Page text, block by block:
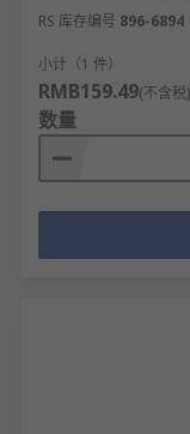
RS 库存编号 896-6894
小计（1 件）
RMB159.49(不含税)
数量